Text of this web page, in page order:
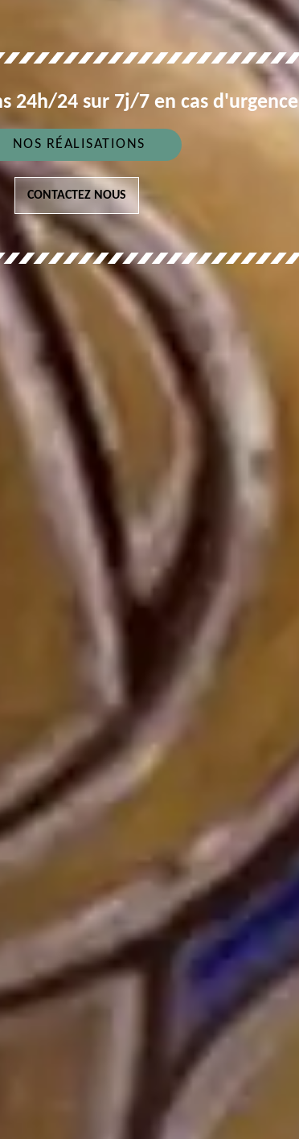
24h/24 sur 7j/7 en cas d'urgence
NOS RÉALISATIONS
CONTACTEZ NOUS